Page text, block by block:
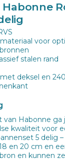
voor
stalen rand
deksel en
van Habonne
kwaliteit voor
5 delig
en 20 cm en
en kunnen